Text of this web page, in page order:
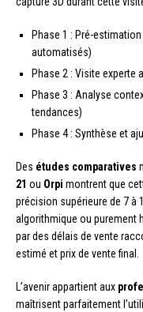
Phase 1 : Pré-
automatisés)
Phase 2 : Visite experte
Phase 3 : Analyse
tendances)
Phase 4 : Synthèse et
Des études comparatives
21 ou Orpi montrent que
précision supérieure de 7 à
algorithmique ou purement
par des délais de vente
estimé et prix de vente final.
L’avenir appartient aux
maîtrisent parfaitement